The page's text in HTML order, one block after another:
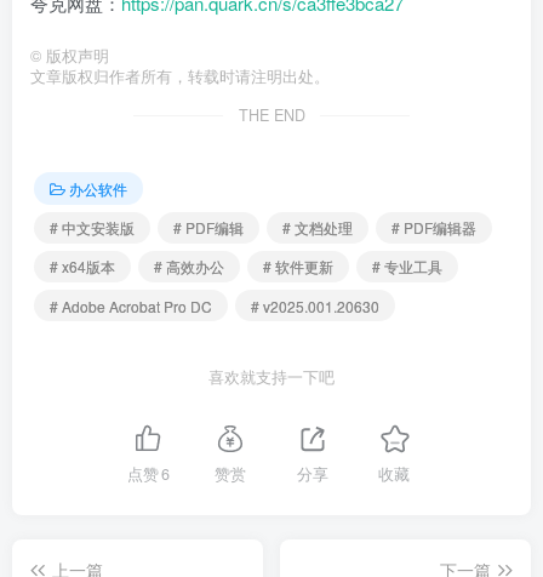
© 版权声明
文章版权归作者所有，转载时请注明出处。
THE END
办公软件
# 中文安装版
# PDF编辑 # 文档处理
# PDF编辑器
# x64版本
# 高效办公 # 软件更新
# 专业工具
# Adobe Acrobat Pro DC
# v2025.001.20630
喜欢就支持一下吧
点赞6 赞赏 分享 收藏
上一篇
下一篇